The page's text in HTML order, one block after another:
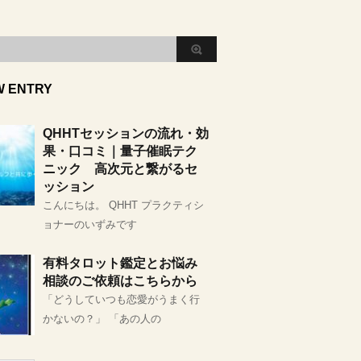
ENTRY
QHHTセッションの流れ・効
果・口コミ｜量子催眠テク
ニック 高次元と繋がるセ
ッション
こんにちは。 QHHT プラクティシ
ョナーのいずみです
有料タロット鑑定とお悩み
相談のご依頼はこちらから
「どうしていつも恋愛がうまく行
かないの？」 「あの人の